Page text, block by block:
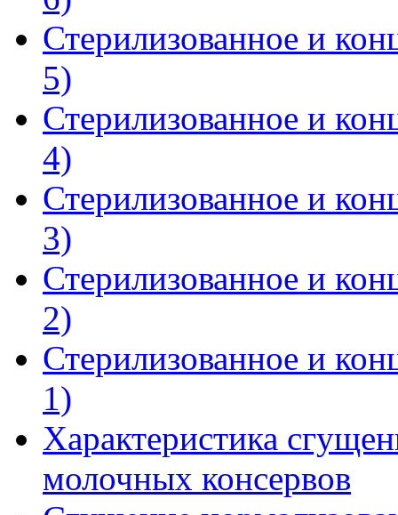
Стерилизованное и
5)
Стерилизованное и
4)
Стерилизованное и
3)
Стерилизованное и
2)
Стерилизованное и
1)
Характеристика
молочных консервов